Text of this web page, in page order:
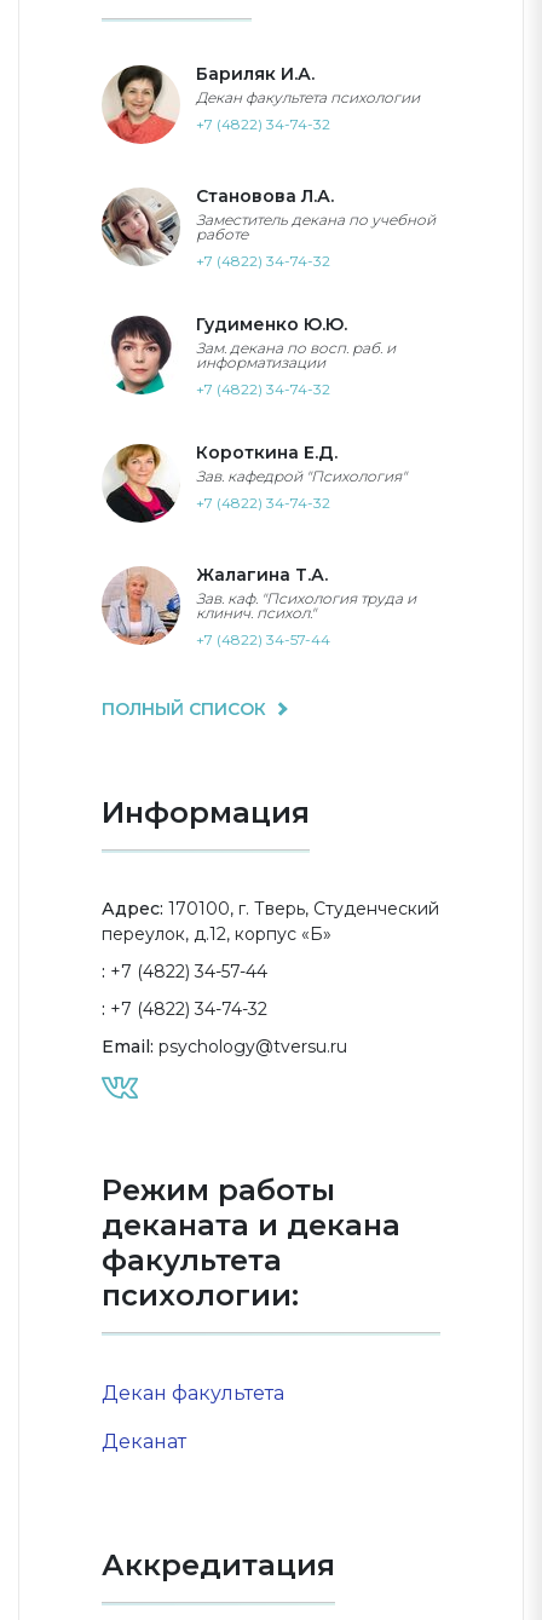
Бариляк И.А.
Декан факультета психологии
+7 (4822) 34-74-32
Становова Л.А.
Заместитель декана по учебной
работе
+7 (4822) 34-74-32
Гудименко Ю.Ю.
Зам. декана по восп. раб. и
информатизации
+7 (4822) 34-74-32
Короткина Е.Д.
Зав. кафедрой "Психология"
+7 (4822) 34-74-32
Жалагина Т.А.
Зав. каф. "Психология труда и
клинич. психол."
+7 (4822) 34-57-44
ПОЛНЫЙ СПИСОК
Информация
Адрес: 170100, г. Тверь, Студенческий
переулок, д.12, корпус «Б»
: +7 (4822) 34-57-44
: +7 (4822) 34-74-32
Email: psychology@tversu.ru
Режим работы
деканата и декана
факультета
психологии:
Декан факультета
Деканат
Аккредитация